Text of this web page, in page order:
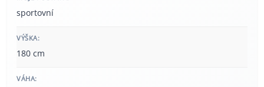
sportovní
VÝŠKA:
180 cm
VÁHA: